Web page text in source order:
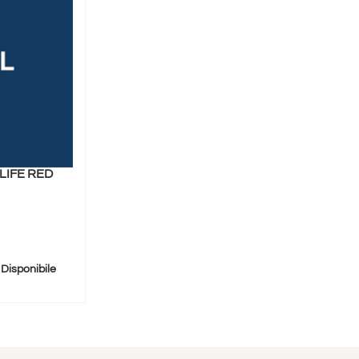
RED